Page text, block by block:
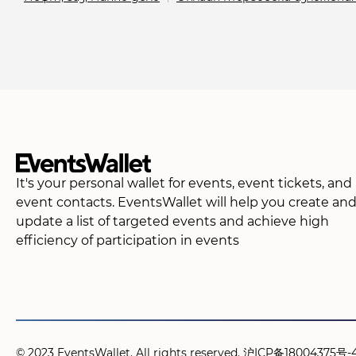
It's your personal wallet for events, event tickets, and
event contacts. EventsWallet will help you create and
update a list of targeted events and achieve high
efficiency of participation in events
© 2023 EventsWallet. All rights reserved. 沪ICP备18004375号-